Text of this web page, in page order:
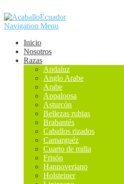
Navigation Menu
Inicio
Nosotros
Razas
Andaluz
Anglo Arabe
Arabe
Appaloosa
Asturcón
Bellezas rubias
Brabantés
Caballos rizados
Camarguéz
Cuarto de milla
Frisón
Hannoveriano
Holsteiner